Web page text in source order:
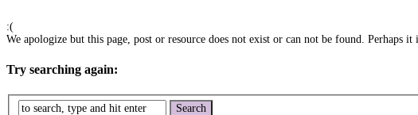
:(
We apologize but this page, post or resource does not exist or can not be found. Perhaps
Try searching again: